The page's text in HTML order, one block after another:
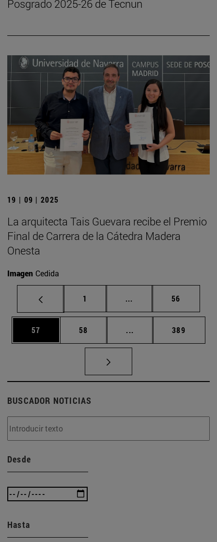
Posgrado 2025-26 de Tecnun
19 | 09 | 2025
La arquitecta Tais Guevara recibe el Premio
Final de Carrera de la Cátedra Madera
Onesta
Imagen Cedida
Página
1 ... Páginas intermedias
Página
56
Página
57 Página
58 ... Páginas intermedias
Página
389
BUSCADOR NOTICIAS
Desde
Hasta